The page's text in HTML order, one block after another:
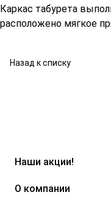
Каркас табурета
расположено мягкое
Назад к списку
Наши акции!
О компании